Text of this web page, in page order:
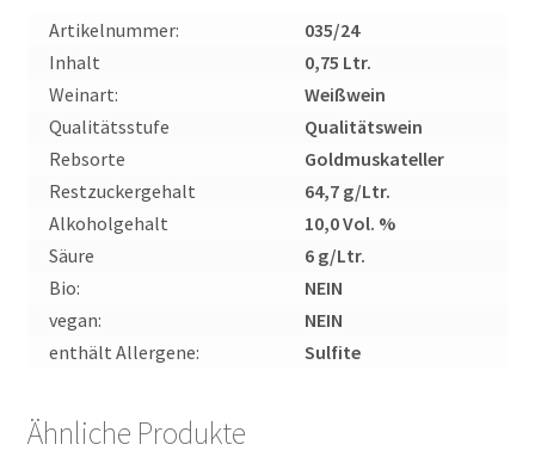
Artikelnummer:
035/24
Inhalt
0,75 Ltr.
Weinart:
Weißwein
Qualitätsstufe
Qualitätswein
Rebsorte
Goldmuskateller
Restzuckergehalt
64,7 g/Ltr.
Alkoholgehalt
10,0 Vol. %
Säure
6 g/Ltr.
Bio:
NEIN
vegan:
NEIN
enthält Allergene:
Sulfite
Ähnliche Produkte